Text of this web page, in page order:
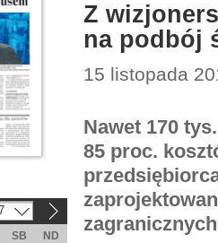
Z
na podbój
15 listopada
Nawet 170
85 proc.
SB
ND